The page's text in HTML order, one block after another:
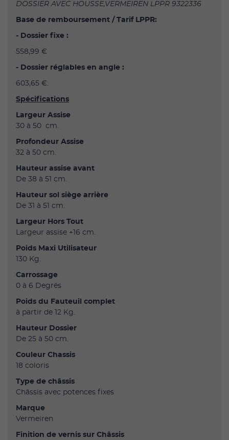
DOSSIER AVEC HOUSSE,VERMEIREN LPPR 9322336
Base de remboursement / Tarif LPPR:
- Dossier fixe :
558,99 €
- Dossier réglables en angle :
603,65 €.
Spécifications
Largeur Assise
30 à 50 cm.
Profondeur Assise
32 à 50 cm.
Hauteur assise avant
De 38 à 51 cm.
Hauteur sol siège arrière
De 31 à 51 cm.
Largeur Hors Tout
Largeur assise +16 cm.
Poids Maxi Utilisateur
130 Kg.
Carrossage
0 à 6 Degrés
Poids du Fauteuil complet
à partir de 12 Kg.
Hauteur Dossier
De 25 à 50 cm.
Couleur Chassis
18 coloris
Type de châssis
Châssis avec potences fixes
Marque
Vermeiren
Finition de vernis sur Châssis